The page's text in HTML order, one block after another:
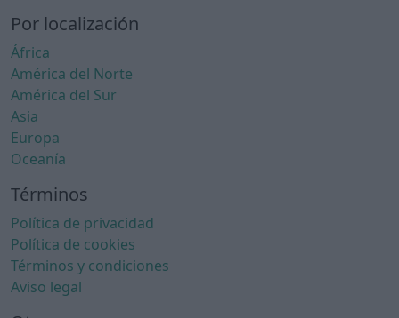
Por localización
África
América del Norte
América del Sur
Asia
Europa
Oceanía
Términos
Política de privacidad
Política de cookies
Términos y condiciones
Aviso legal